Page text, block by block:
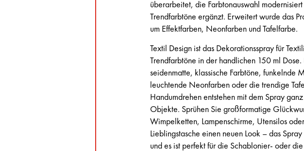
überarbeitet, die Farbtonauswahl modernisiert
Trendfarbtöne ergänzt. Erweitert wurde das
um Effektfarben, Neonfarben und Tafelfarbe.
Textil Design ist das Dekorationsspray für
Trendfarbtöne in der handlichen 150 ml Dose.
seidenmatte, klassische Farbtöne, funkelnde
leuchtende Neonfarben oder die trendige
Handumdrehen entstehen mit dem Spray
Objekte. Sprühen Sie großformatige
Wimpelketten, Lampenschirme, Utensilos
Lieblingstasche einen neuen Look – das
und es ist perfekt für die Schablonier- oder